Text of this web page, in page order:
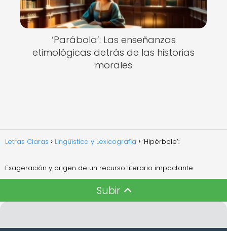
‘Parábola’: Las enseñanzas
etimológicas detrás de las historias
morales
Letras Claras Lingüística y Lexicografía ‘Hipérbole’:
Exageración y origen de un recurso literario impactante
Subir